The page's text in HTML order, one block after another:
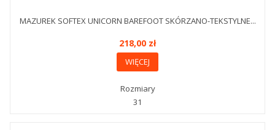
MAZUREK SOFTEX UNICORN BAREFOOT SKÓRZANO-TEKSTYLNE...
218,00 zł
WIĘCEJ
Rozmiary
31